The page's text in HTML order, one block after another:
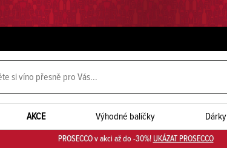
AKCE Výhodné balíčky Dárky
PROSECCO v akci až do -30%! UKÁZAT PROSECCO